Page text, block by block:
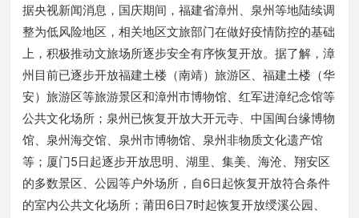
据央视新闻消息，国庆期间，福建省漳州、泉州等地陆续调
整为低风险地区，相关地区文旅部门在做好疫情防控的基础
上，积极推动文旅场所逐步安全有序恢复开放。据了解，漳
州目前已逐步开放福建土楼（南靖）旅游区、福建土楼（华
安）旅游区等旅游景区和漳州市博物馆、红军进漳纪念馆等
公共文化场所；泉州已恢复开放大开元寺、中国闽台缘博物
馆、泉州海交馆、泉州市博物馆、泉州非物质文化遗产馆
等；厦门5日起逐步开放思明、湖里、集美、海沧、翔安区
的多数景区、公园等户外场所，自6日起恢复开放符合条件
的室内公共文化场所；莆田6日7时起恢复开放绶溪公园、